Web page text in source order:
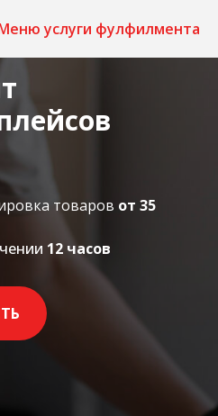
услуги фулфилмента
товаров от 35
12 часов